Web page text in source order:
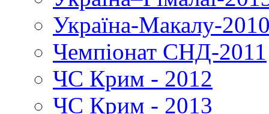
Україна-Макалу-
Чемпіонат СНД-2011
ЧС Крим - 2012
ЧС Крим - 2013